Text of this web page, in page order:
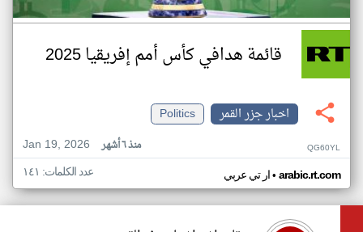
قائمة هدافي كأس أمم إفريقيا 2025
اخبار جزر القمر
Politics
Jan 19, 2026
منذ ٦ أشهر QG60YL
ار تي عربي• arabic.rt.com عدد الكلمات: ١٤١